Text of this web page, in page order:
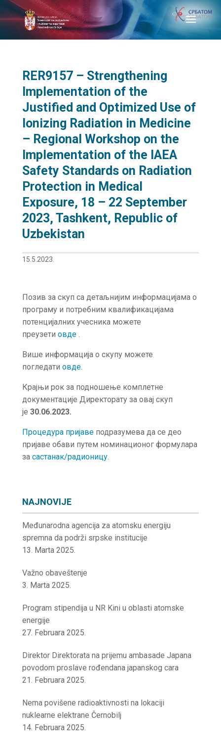
RER9157 – Strengthening
Implementation of the
Justified and Optimized Use of
Ionizing Radiation in Medicine
– Regional Workshop on the
Implementation of the IAEA
Safety Standards on Radiation
Protection in Medical
Exposure, 18 – 22 September
2023, Tashkent, Republic of
Uzbekistan
15.5.2023.
Позив за скуп са детаљнијим информацијама о
програму и потребним квалификацијама
потенцијалних учесника можете
преузети овде .
Више информација о скупу можете
погледати овде.
Крајњи рок за подношење комплетне
документације Директорату за овај скуп
је 30.06.2023.
Процедура пријавеподразумева да се део
пријаве обави путем номинационог формулара
за састанак/радионицу.
NAJNOVIJE
Međunarodna agencija za atomsku energiju
spremna da podrži srpske institucije
13. Marta 2025.
Važno obaveštenje
3. Marta 2025.
Program stipendija u NR Kini u oblasti atomske
energije
27. Februara 2025.
Direktor Direktorata na prijemu ambasade Japana
povodom proslave rođendana japanskog cara
21. Februara 2025.
Nema povišene radioaktivnosti na lokaciji
nuklearne elektrane Černobilj
14. Februara 2025.